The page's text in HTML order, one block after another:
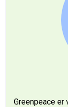
Greenpeace